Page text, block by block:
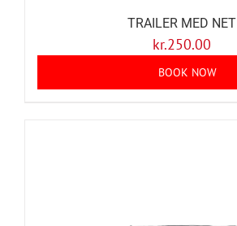
TRAILER MED NET
kr.250.00
BOOK NOW